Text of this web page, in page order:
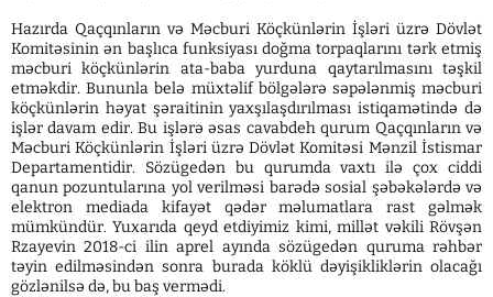
Hazırda Qaçqınların və Məcburi Köçkünlərin İşləri üzrə Dövlət
Komitəsinin ən başlıca funksiyası doğma torpaqlarını tərk etmiş
məcburi köçkünlərin ata-baba yurduna qaytarılmasını təşkil
etməkdir. Bununla belə müxtəlif bölgələrə səpələnmiş məcburi
köçkünlərin həyat şəraitinin yaxşılaşdırılması istiqamətində də
işlər davam edir. Bu işlərə əsas cavabdeh qurum Qaçqınların və
Məcburi Köçkünlərin İşləri üzrə Dövlət Komitəsi Mənzil İstismar
Departamentidir. Sözügedən bu qurumda vaxtı ilə çox ciddi
qanun pozuntularına yol verilməsi barədə sosial şəbəkələrdə və
elektron mediada kifayət qədər məlumatlara rast gəlmək
mümkündür. Yuxarıda qeyd etdiyimiz kimi, millət vəkili Rövşən
Rzayevin 2018-ci ilin aprel ayında sözügedən quruma rəhbər
təyin edilməsindən sonra burada köklü dəyişikliklərin olacağı
gözlənilsə də, bu baş vermədi.